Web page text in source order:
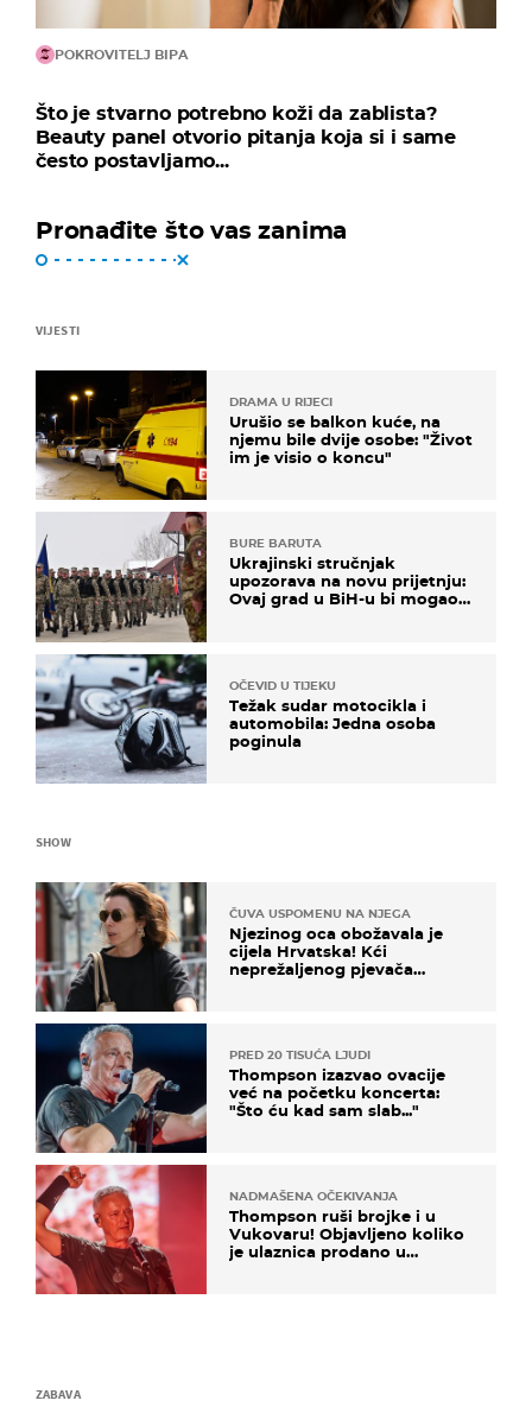
POKROVITELJ BIPA
Što je stvarno potrebno koži da zablista?
Beauty panel otvorio pitanja koja si i same
često postavljamo...
Pronađite što vas zanima
VIJESTI
DRAMA U RIJECI
Urušio se balkon kuće, na
njemu bile dvije osobe: "Život
im je visio o koncu"
BURE BARUTA
Ukrajinski stručnjak
upozorava na novu prijetnju:
Ovaj grad u BiH-u bi mogao
OČEVID U TIJEKU
Težak sudar motocikla i
automobila: Jedna osoba
poginula
SHOW
ČUVA USPOMENU NA NJEGA
Njezinog oca obožavala je
cijela Hrvatska! Kći
neprežaljenog pjevača
PRED 20 TISUĆA LJUDI
Thompson izazvao ovacije
već na početku koncerta:
"Što ću kad sam slab..."
NADMAŠENA OČEKIVANJA
Thompson ruši brojke i u
Vukovaru! Objavljeno koliko
je ulaznica prodano u
ZABAVA